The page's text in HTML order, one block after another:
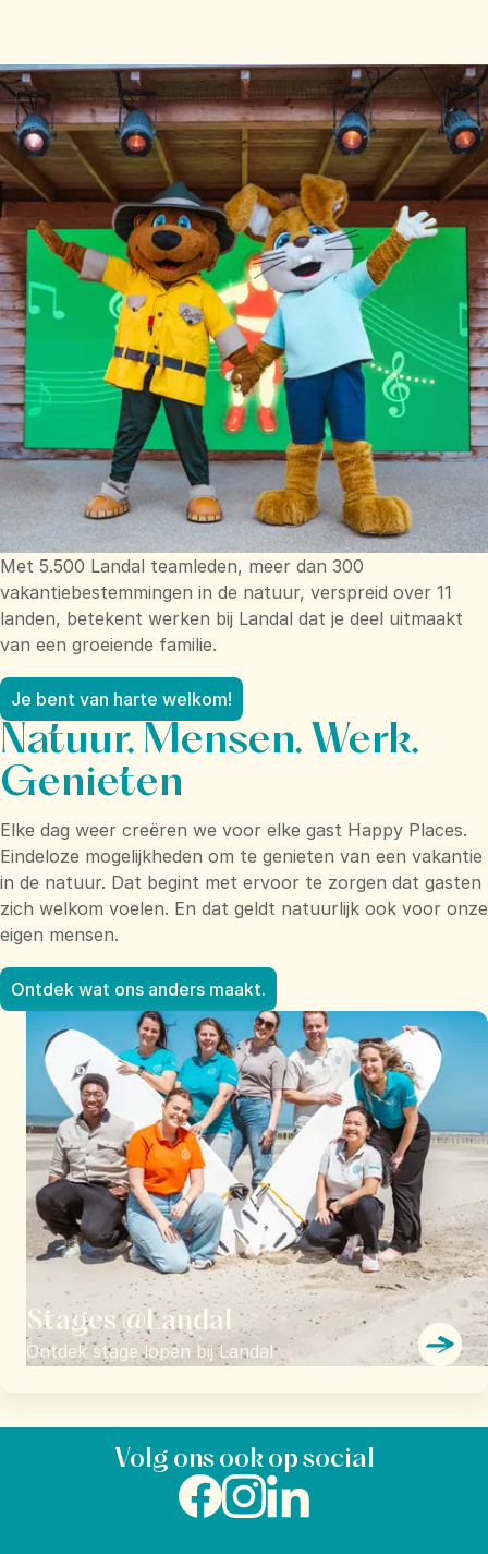
Met 5.500 Landal teamleden, meer dan 300
vakantiebestemmingen in de natuur, verspreid over 11
landen, betekent werken bij Landal dat je deel uitmaakt
van een groeiende familie.
Je bent van harte welkom!
Natuur. Mensen. Werk.
Genieten
Elke dag weer creëren we voor elke gast Happy Places.
Eindeloze mogelijkheden om te genieten van een vakantie
in de natuur. Dat begint met ervoor te zorgen dat gasten
zich welkom voelen. En dat geldt natuurlijk ook voor onze
eigen mensen.
Ontdek wat ons anders maakt.
Stages @Landal
Ontdek stage lopen bij Landal
Volg ons ook op social